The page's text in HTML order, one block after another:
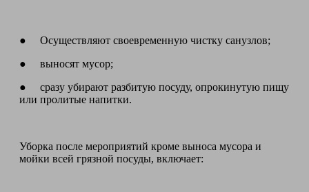
● Осуществляют своевременную чистку санузлов;
● выносят мусор;
● сразу убирают разбитую посуду, опрокинутую пищу
или пролитые напитки.
Уборка после мероприятий кроме выноса мусора и
мойки всей грязной посуды, включает: